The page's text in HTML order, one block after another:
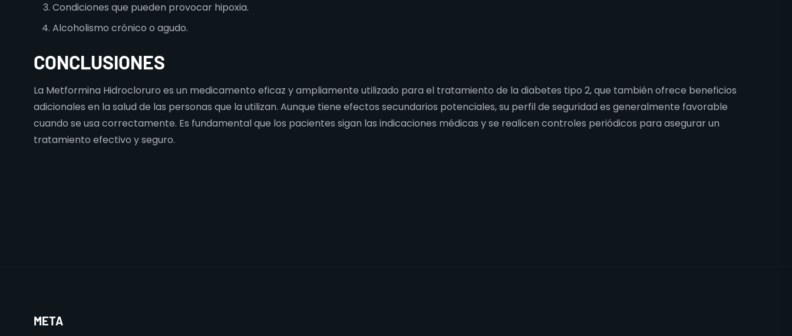
Condiciones que pueden provocar hipoxia.
Alcoholismo crónico o agudo.
CONCLUSIONES
La Metformina Hidrocloruro es un medicamento eficaz y ampliamente utilizado para el tratamiento de la diabetes tipo 2, que también ofrece beneficios
adicionales en la salud de las personas que la utilizan. Aunque tiene efectos secundarios potenciales, su perfil de seguridad es generalmente favorable
cuando se usa correctamente. Es fundamental que los pacientes sigan las indicaciones médicas y se realicen controles periódicos para asegurar un
tratamiento efectivo y seguro.
META